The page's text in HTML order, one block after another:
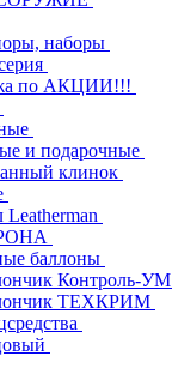
наборы
по АКЦИИ!!!
и подарочные
клинок
Leatherman
баллоны
Контроль-УМ
ТЕХКРИМ